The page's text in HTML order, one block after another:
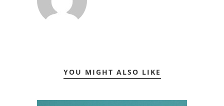
YOU MIGHT ALSO LIKE